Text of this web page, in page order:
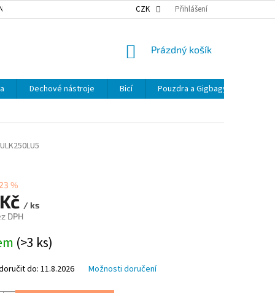
OCHRANY OSOBNÍCH ÚDAJŮ NAŠE DOPRAVA
CZK Přihlášení
NÁKUPNÍ
Prázdný košík
Dechové nástroje Bicí Pouzdra a Gigbagy
%
/ ks
DPH
(>3 ks)
do: 11.8.2026 Možnosti doručení